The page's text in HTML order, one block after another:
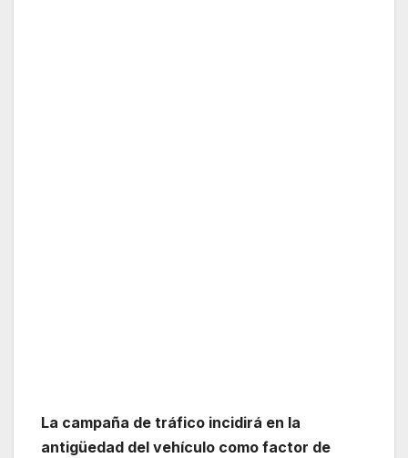
La campaña de tráfico incidirá en la
antigüedad del vehículo como factor de